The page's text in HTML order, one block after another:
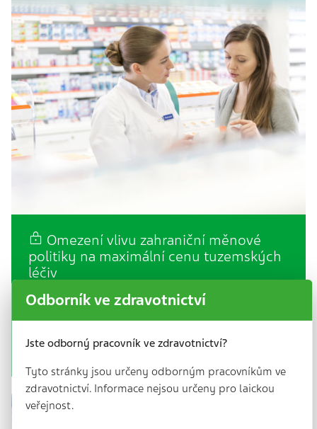
Omezení vlivu zahraniční měnové
politiky na maximální cenu tuzemských
léčiv
3 min. | 7. 11. 2025
stanovování maximálních cen a výše a podmínek
Odborník ve zdravotnictví
Jste odborný pracovník ve zdravotnictví?
Tyto stránky jsou určeny odborným pracovníkům ve
zdravotnictví. Informace nejsou určeny pro laickou
veřejnost.